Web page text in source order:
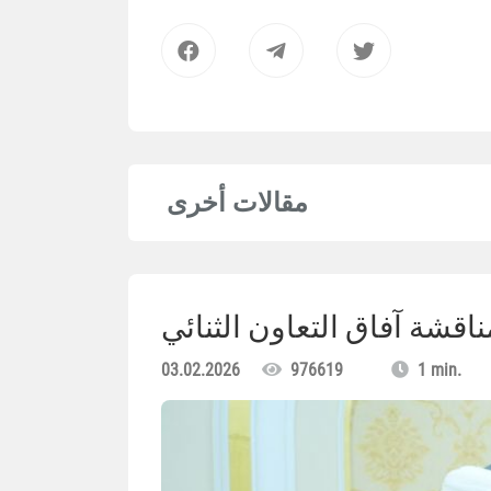
مقالات أخرى
آفاق التعاون الثنائي
03.02.2026 976619 1 min.